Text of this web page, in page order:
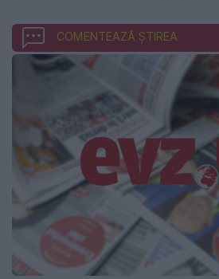
COMENTEAZĂ ȘTIREA